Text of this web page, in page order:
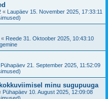
« Laupäev 15. November 2025, 17:33:11
« Reede 31. Oktoober 2025, 10:43:10
Pühapäev 21. September 2025, 11:52:09
minu sugupuuga
Pühapäev 10. August 2025, 12:09:08